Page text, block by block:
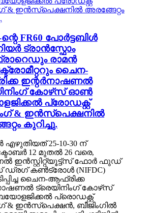
ന്റെ FR60 പോർട്ടബിൾ
ട്രാൻസ്ഫോം
രാമൻ
ചൈന-
ഇന്റർനാഷണൽ
കോഴ്‌സ് ഓൺ
പ്രോഡക്റ്റ്
& ഇൻസ്പെക്ഷനിൽ
കുറിച്ചു.
എഴുതിയത് 25-10-30 ന്
12 മുതൽ 26 വരെ,
ഇൻസ്റ്റിറ്റ്യൂട്ട്സ് ഫോർ ഫുഡ്
കൺട്രോൾ (NIFDC)
ചൈന-ആഫ്രിക്ക
ട്രെയിനിംഗ് കോഴ്‌സ്
പ്രൊഡക്റ്റ്
& ഇൻസ്പെക്ഷൻ, ബീജിംഗിൽ